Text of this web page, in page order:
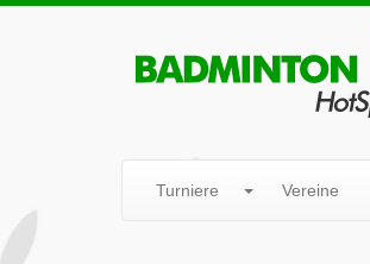
Turniere Vereine